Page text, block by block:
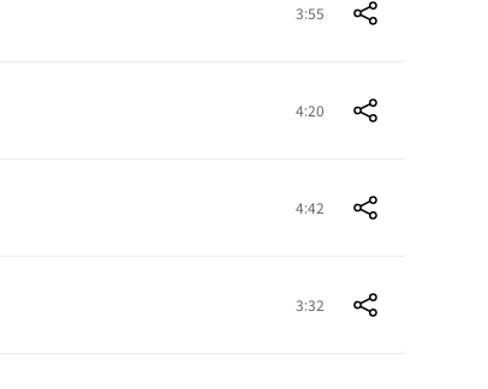
3:55
4:20
4:42
3:32